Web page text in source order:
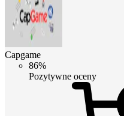
Capgame
86%
Pozytywne oceny